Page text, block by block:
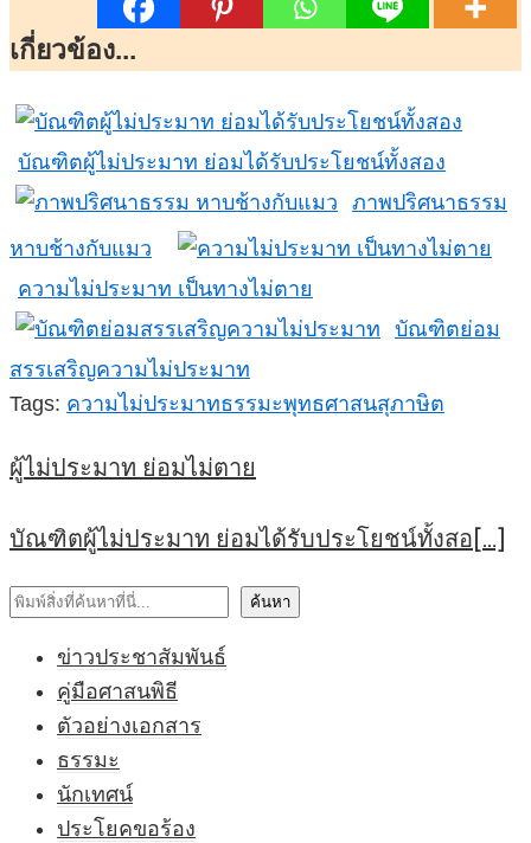
เกี่ยวข้อง...
บัณฑิตผู้ไม่ประมาท ย่อมได้รับประโยชน์ทั้งสอง
ภาพปริศนาธรรม
หาบช้างกับแมว
ความไม่ประมาท เป็นทางไม่ตาย
บัณฑิตย่อม
สรรเสริญความไม่ประมาท
Tags: ความไม่ประมาทธรรมะพุทธศาสนสุภาษิต
ผู้ไม่ประมาท ย่อมไม่ตาย
บัณฑิตผู้ไม่ประมาท ย่อมได้รับประโยชน์ทั้งสอ[…]
ค้นหา ค้นหา
ข่าวประชาสัมพันธ์
คู่มือศาสนพิธี
ตัวอย่างเอกสาร
ธรรมะ
นักเทศน์
ประโยคขอร้อง